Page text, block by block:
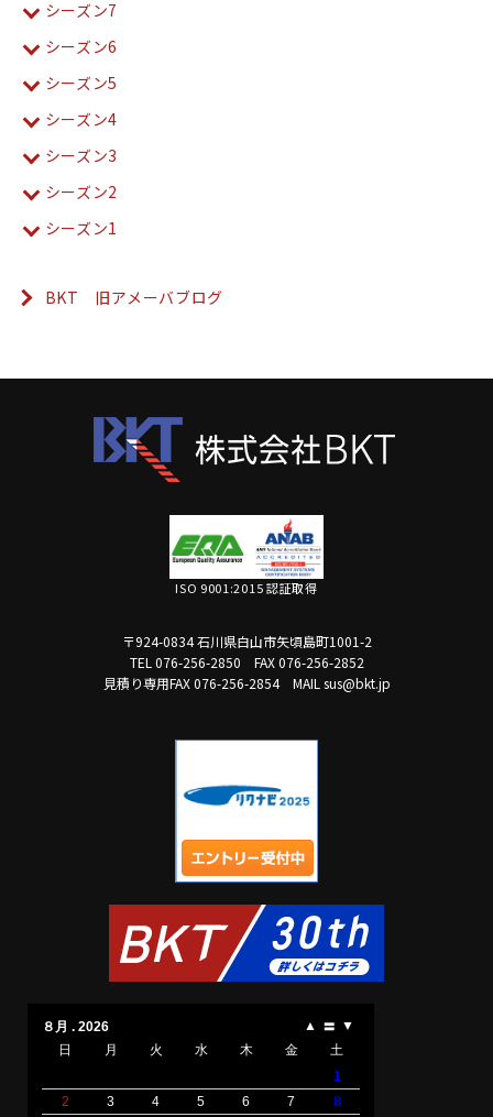
シーズン7
シーズン6
シーズン5
シーズン4
シーズン3
シーズン2
シーズン1
BKT 旧アメーバブログ
ISO 9001:2015 認証取得
〒924-0834 石川県白山市矢頃島町1001-2
TEL 076-256-2850
FAX 076-256-2852
見積り専用FAX 076-256-2854
MAIL sus@bkt.jp